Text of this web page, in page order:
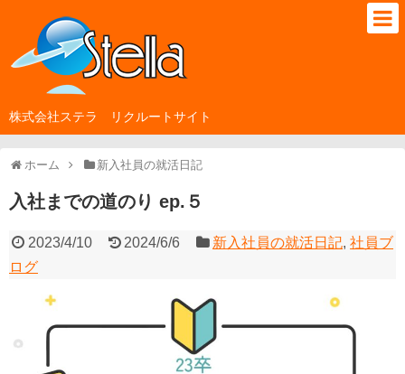
株式会社ステラ リクルートサイト
ホーム 新入社員の就活日記
入社までの道のり ep.５
2023/4/10 2024/6/6 新入社員の就活日記,社員ブ
ログ